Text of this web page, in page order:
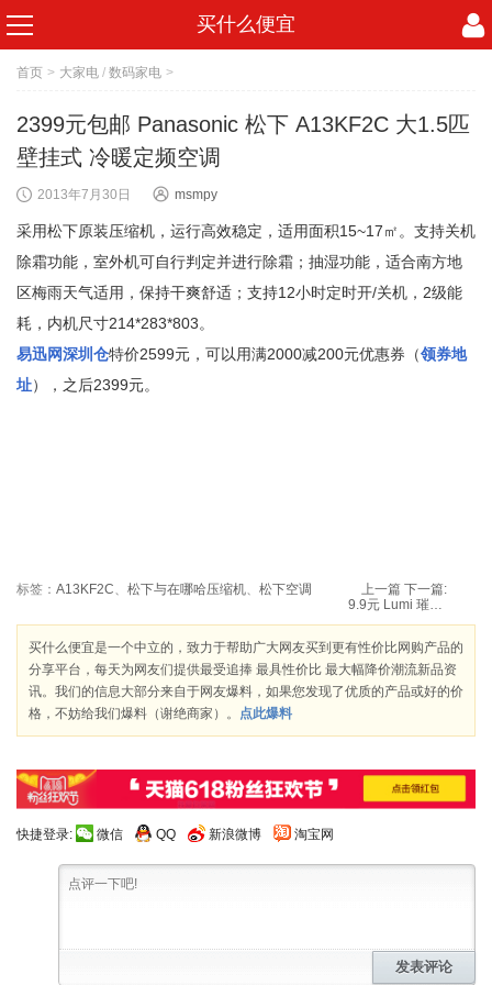
买什么便宜
首页 > 大家电 / 数码家电 >
2399元包邮 Panasonic 松下 A13KF2C 大1.5匹
壁挂式 冷暖定频空调
2013年7月30日 msmpy
采用松下原装压缩机，运行高效稳定，适用面积15~17㎡。支持关机
除霜功能，室外机可自行判定并进行除霜；抽湿功能，适合南方地
区梅雨天气适用，保持干爽舒适；支持12小时定时开/关机，2级能
耗，内机尺寸214*283*803。
易迅网深圳仓特价2599元，可以用满2000减200元优惠券（领券地
址），之后2399元。
标签： A13KF2C、 松下与在哪哈压缩机、 松下空调 上一篇 下一篇:
9.9元 Lumi 璀璨美白面膜 25ml*4片/盒
买什么便宜是一个中立的，致力于帮助广大网友买到更有性价比网购产品的
分享平台，每天为网友们提供最受追捧 最具性价比 最大幅降价潮流新品资
讯。我们的信息大部分来自于网友爆料，如果您发现了优质的产品或好的价
格，不妨给我们爆料（谢绝商家）。 点此爆料
快捷登录: 微信 QQ 新浪微博 淘宝网
发表评论